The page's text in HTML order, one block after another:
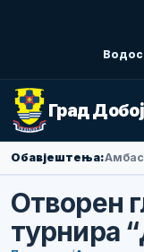
Град Добој
Обавјештења:
Отворен
турнира